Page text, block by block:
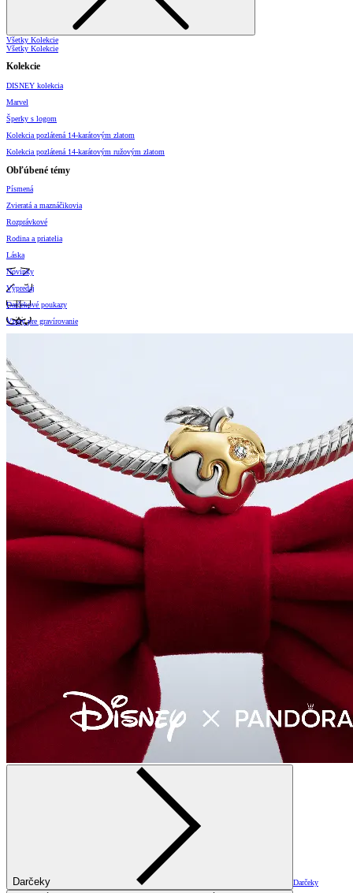
Všetky Kolekcie
Všetky Kolekcie
Kolekcie
DISNEY kolekcia
Marvel
Šperky s logom
Kolekcia pozlátená 14-karátovým zlatom
Kolekcia pozlátená 14-karátovým ružovým zlatom
Obľúbené témy
Písmená
Zvieratá a maznáčikovia
Rozprávkové
Rodina a priatelia
Láska
Novinky
Výpredaj
Darčekové poukazy
Vzory pre gravírovanie
Darčeky Darčeky